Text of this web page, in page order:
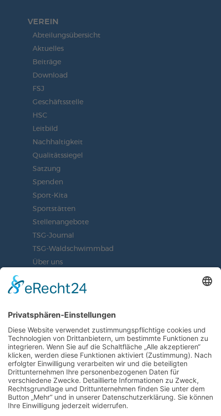
VEREIN
Abteilungsübersicht
Aktuelles
Beiträge
Download
FSJ
Geschäftsstelle
HSC
Leitbild
Nachhaltigkeit
Qualitätssiegel
Satzung
Spenden
Sport-Kita
Sportstätten
Stellenangebote
TSG-Journal
TSG-Waldschwimmbad
Über uns
BLEIBEN SIE AUF DEM
JETZT UNSEREN NEWSLETTER
ABONNIEREN
ZUR ANMELDUNG
SOCIAL MEDIA